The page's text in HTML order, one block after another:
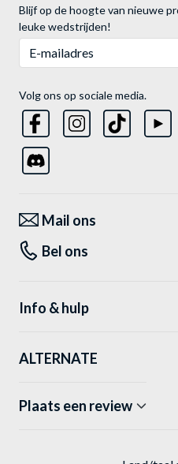
Blijf op de hoogte van nieuwe
leuke wedstrijden!
Volg ons op sociale media.
Mail ons
Bel ons
Info & hulp
ALTERNATE
Plaats een review